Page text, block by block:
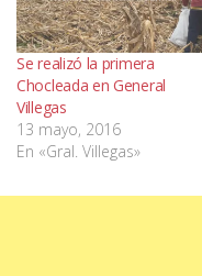
Se realizó la primera
Chocleada en General
Villegas
13 mayo, 2016
En «Gral. Villegas»